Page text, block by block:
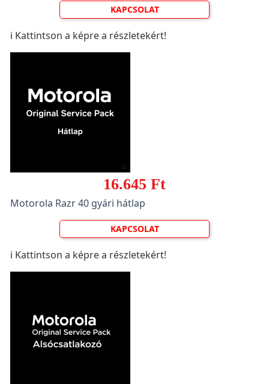
KAPCSOLAT
ℹ️ Kattintson a képre a részletekért!
16.645 Ft
Motorola Razr 40 gyári hátlap
KAPCSOLAT
ℹ️ Kattintson a képre a részletekért!